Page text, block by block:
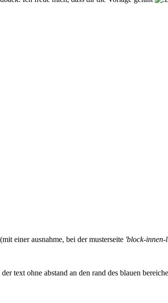
einer ausnahme, bei der musterseite 'block-innen-
text ohne abstand an den rand des blauen